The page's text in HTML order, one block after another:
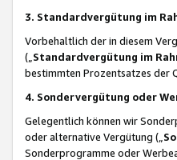
3. Standardvergütung im
Vorbehaltlich der in diesem
(„ Standardvergütung im
bestimmten Prozentsatzes der
4. Sondervergütung oder
Gelegentlich können wir
oder alternative Vergütung („
Sonderprogramme oder